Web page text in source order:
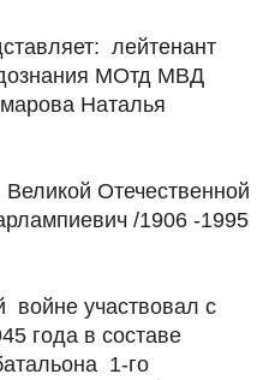
лейтенант
МОтд МВД
Наталья
Отечественной
/1906 -1995
войне участвовал с
года в составе
1-го